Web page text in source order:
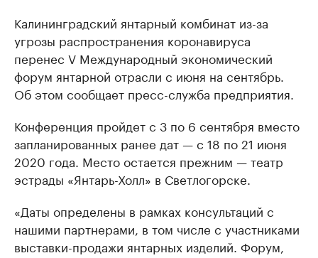
Калининградский янтарный комбинат из-за
угрозы распространения коронавируса
перенес V Международный экономический
форум янтарной отрасли с июня на сентябрь.
Об этом сообщает пресс-служба предприятия.
Конференция пройдет с 3 по 6 сентября вместо
запланированных ранее дат — с 18 по 21 июня
2020 года. Место остается прежним — театр
эстрады «Янтарь-Холл» в Светлогорске.
«Даты определены в рамках консультаций с
нашими партнерами, в том числе с участниками
выставки-продажи янтарных изделий. Форум,